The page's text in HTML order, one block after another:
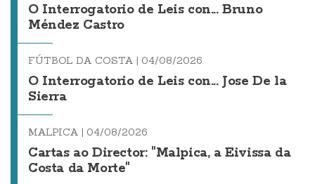
O Interrogatorio de Leis con... Bruno
Méndez Castro
FÚTBOL DA COSTA | 04/08/2026
O Interrogatorio de Leis con... Jose De la
Sierra
MALPICA | 04/08/2026
Cartas ao Director: "Malpica, a Eivissa da
Costa da Morte"